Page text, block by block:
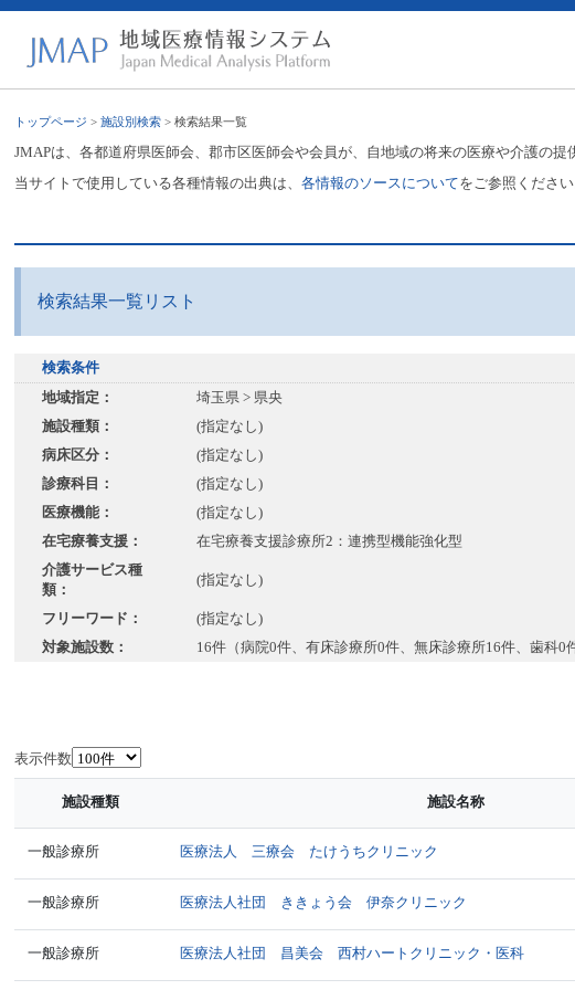
トップページ >施設別検索 > 検索結果一覧
JMAPは、各都道府県医師会、郡市区医師会や会員が、自地域の将来の医療や介護の
当サイトで使用している各種情報の出典は、各情報のソースについてをご参照ください
検索結果一覧リスト
検索条件
地域指定：
埼玉県 > 県央
施設種類：
(指定なし)
病床区分：
(指定なし)
診療科目：
(指定なし)
医療機能：
(指定なし)
在宅療養支援：
在宅療養支援診療所2：連携型機能強化型
介護サービス種
類：
(指定なし)
フリーワード：
(指定なし)
対象施設数：
16件（病院0件、有床診療所0件、無床診療所16件、歯科0
表示件数
施設種類 施設名称
一般診療所 医療法人 三療会 たけうちクリニック
一般診療所 医療法人社団 ききょう会 伊奈クリニック
一般診療所 医療法人社団 昌美会 西村ハートクリニック・医科